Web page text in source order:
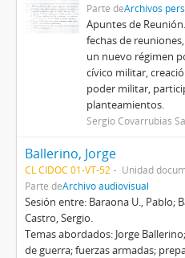
Parte deArchivos
Apuntes de
fechas de
un nuevo régimen
cívico militar,
poder militar,
planteamientos.
Sergio Covarrubias
Ballerino, Jorge
CL CIDOC 01-VT-52 Unidad
Parte deArchivo audiovisual
Sesión entre: Baraona U., Pablo;
Castro, Sergio.
Temas abordados: Jorge
de guerra; fuerzas armadas;